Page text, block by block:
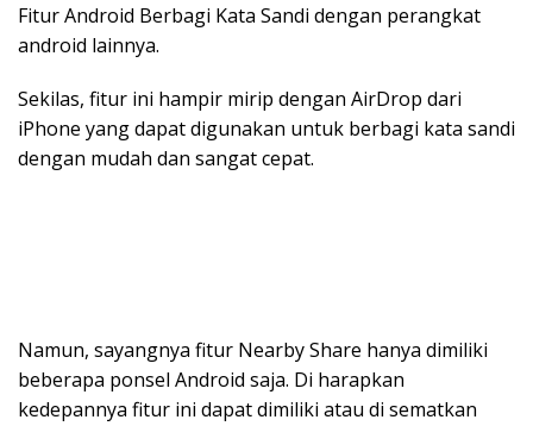
Fitur Android Berbagi Kata Sandi dengan perangkat
android lainnya.
Sekilas, fitur ini hampir mirip dengan AirDrop dari
iPhone yang dapat digunakan untuk berbagi kata sandi
dengan mudah dan sangat cepat.
Namun, sayangnya fitur Nearby Share hanya dimiliki
beberapa ponsel Android saja. Di harapkan
kedepannya fitur ini dapat dimiliki atau di sematkan